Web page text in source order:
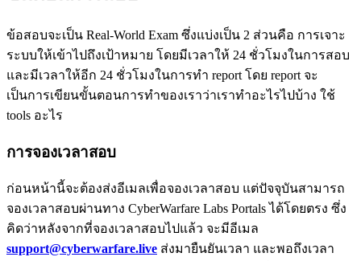
ข้อสอบจะเป็น Real-World Exam ซึ่งแบ่งเป็น 2 ส่วนคือ การเจาะ
ระบบให้เข้าไปถึงเป้าหมาย โดยมีเวลาให้ 24 ชั่วโมงในการสอบ
และมีเวลาให้อีก 24 ชั่วโมงในการทำ report โดย report จะ
เป็นการเขียนขั้นตอนการทำของเราว่าเราทำอะไรไปบ้าง ใช้
tools อะไร
การจองเวลาสอบ
ก่อนหน้านี้จะต้องส่งอีเมลเพื่อจองเวลาสอบ แต่ปัจจุบันสามารถ
จองเวลาสอบผ่านทาง CyberWarfare Labs Portals ได้โดยตรง ซึ่ง
คิดว่าหลังจากที่จองเวลาสอบไปแล้ว จะมีอีเมล
support@cyberwarfare.live ส่งมายืนยันเวลา และพอถึงเวลา